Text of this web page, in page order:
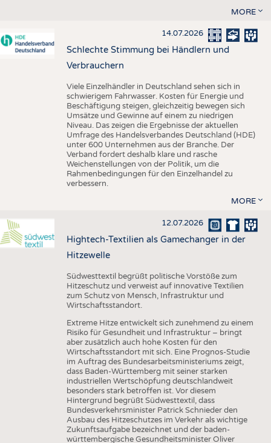
MORE
14.07.2026
Schlechte Stimmung bei Händlern und
Verbrauchern
Viele Einzelhändler in Deutschland sehen sich in
schwierigem Fahrwasser. Kosten für Energie und
Beschäftigung steigen, gleichzeitig bewegen sich
Umsätze und Gewinne auf einem zu niedrigen
Niveau. Das zeigen die Ergebnisse der aktuellen
Umfrage des Handelsverbandes Deutschland (HDE)
unter 600 Unternehmen aus der Branche. Der
Verband fordert deshalb klare und rasche
Weichenstellungen von der Politik, um die
Rahmenbedingungen für den Einzelhandel zu
verbessern.
MORE
12.07.2026
Hightech-Textilien als Gamechanger in der
Hitzewelle
Südwesttextil begrüßt politische Vorstöße zum
Hitzeschutz und verweist auf innovative Textilien
zum Schutz von Mensch, Infrastruktur und
Wirtschaftsstandort.
Extreme Hitze entwickelt sich zunehmend zu einem
Risiko für Gesundheit und Infrastruktur – bringt
aber zusätzlich auch hohe Kosten für den
Wirtschaftsstandort mit sich. Eine Prognos-Studie
im Auftrag des Bundesarbeitsministeriums zeigt,
dass Baden-Württemberg mit seiner starken
industriellen Wertschöpfung deutschlandweit
besonders stark betroffen ist. Vor diesem
Hintergrund begrüßt Südwesttextil, dass
Bundesverkehrsminister Patrick Schnieder den
Ausbau des Hitzeschutzes im Verkehr als wichtige
Zukunftsaufgabe bezeichnet und der baden-
württembergische Gesundheitsminister Oliver